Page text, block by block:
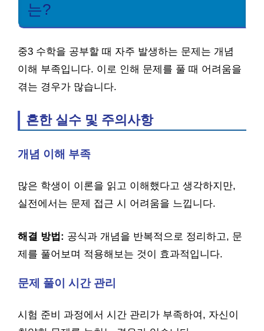
는?
중3 수학을 공부할 때 자주 발생하는 문제는 개념
이해 부족입니다. 이로 인해 문제를 풀 때 어려움을
겪는 경우가 많습니다.
흔한 실수 및 주의사항
개념 이해 부족
많은 학생이 이론을 읽고 이해했다고 생각하지만,
실전에서는 문제 접근 시 어려움을 느낍니다.
해결 방법: 공식과 개념을 반복적으로 정리하고, 문
제를 풀어보며 적용해보는 것이 효과적입니다.
문제 풀이 시간 관리
시험 준비 과정에서 시간 관리가 부족하여, 자신이